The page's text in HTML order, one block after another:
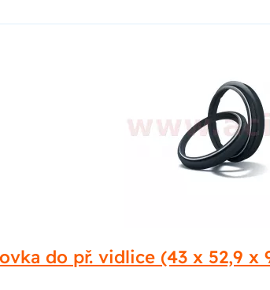
do př. vidlice (43 x 52,9 x